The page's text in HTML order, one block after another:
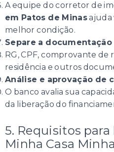
A equipe do corretor de
em Patos de Minasajuda
melhor condição.
Separe a documentação
RG, CPF, comprovante
residência e outros
Análise e aprovação de
O banco avalia sua
da liberação do
5. Requisitos
Minha Casa